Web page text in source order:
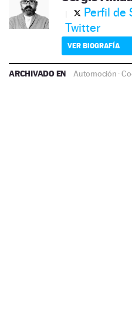
Perfil de
Twitter
VER BIOGRAFÍA
ARCHIVADO EN Automoción ·